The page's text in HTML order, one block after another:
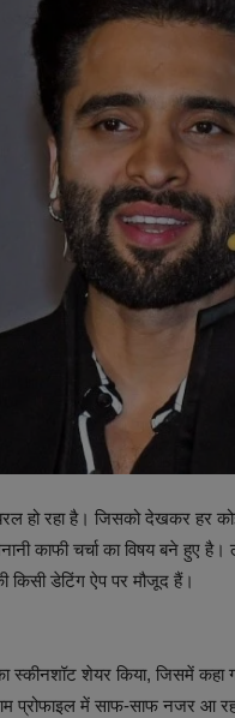
हो रहा है। जिसको देखकर हर
काफी चर्चा का विषय बने हुए
किसी डेटिंग ऐप पर मौजूद हैं।
शेयर किया, जिसमें कहा
प्रोफाइल में साफ-साफ नजर आ